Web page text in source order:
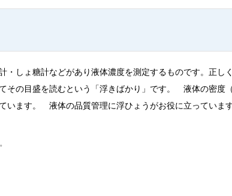
しょ糖計などがあり液体濃度を測定するものです。正し
その目盛を読むという「浮きばかり」です。 液体の密度
います。 液体の品質管理に浮ひょうがお役に立っています